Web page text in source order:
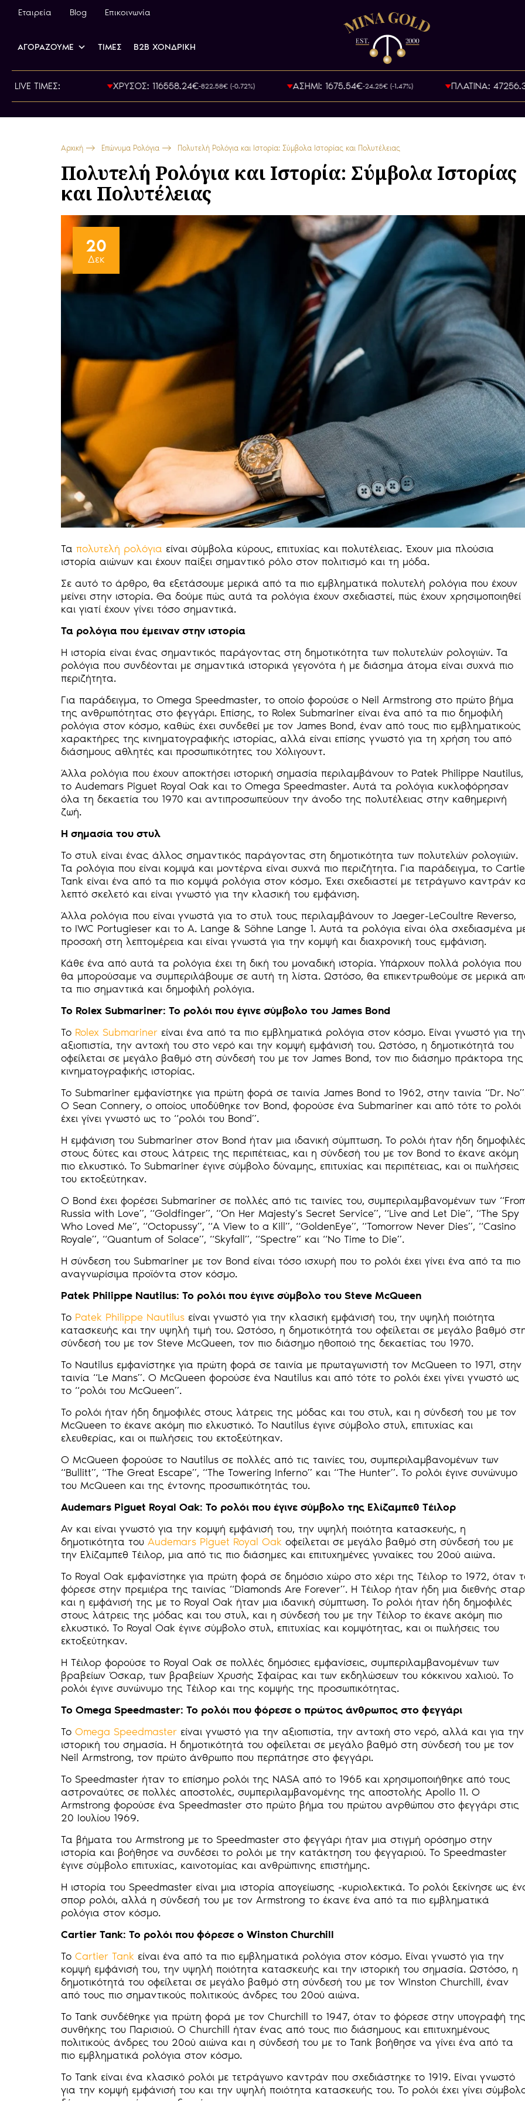
Εταιρεία Blog Επικοινωνία
ΑΓΟΡΑΖΟΥΜΕ ΤΙΜΕΣ B2B ΧΟΝΔΡΙΚΗ
LIVE ΤΙΜΕΣ:
800.00€ ΧΡΥΣΟΣ: 116558.24€-822.58€ (-0.72%) ΑΣΗΜΙ: 1675.54€-24.25€ (-1.47%) ΠΛΑΤΙΝΑ:
Αρχική Επώνυμα Ρολόγια Πολυτελή Ρολόγια και Ιστορία: Σύμβολα Ιστορίας και Πολυτέλειας
Πολυτελή Ρολόγια και Ιστορία: Σύμβολα Ιστορίας
και Πολυτέλειας
20
Δεκ
Τα πολυτελή ρολόγια είναι σύμβολα κύρους, επιτυχίας και πολυτέλειας. Έχουν μια πλούσια
ιστορία αιώνων και έχουν παίξει σημαντικό ρόλο στον πολιτισμό και τη μόδα.
Σε αυτό το άρθρο, θα εξετάσουμε μερικά από τα πιο εμβληματικά πολυτελή ρολόγια που έχουν
μείνει στην ιστορία. Θα δούμε πώς αυτά τα ρολόγια έχουν σχεδιαστεί, πώς έχουν χρησιμοποιηθεί
και γιατί έχουν γίνει τόσο σημαντικά.
Τα ρολόγια που έμειναν στην ιστορία
Η ιστορία είναι ένας σημαντικός παράγοντας στη δημοτικότητα των πολυτελών ρολογιών. Τα
ρολόγια που συνδέονται με σημαντικά ιστορικά γεγονότα ή με διάσημα άτομα είναι συχνά πιο
περιζήτητα.
Για παράδειγμα, το Omega Speedmaster, το οποίο φορούσε ο Neil Armstrong στο πρώτο βήμα
της ανθρωπότητας στο φεγγάρι. Επίσης, το Rolex Submariner είναι ένα από τα πιο δημοφιλή
ρολόγια στον κόσμο, καθώς έχει συνδεθεί με τον James Bond, έναν από τους πιο εμβληματικούς
χαρακτήρες της κινηματογραφικής ιστορίας, αλλά είναι επίσης γνωστό για τη χρήση του από
διάσημους αθλητές και προσωπικότητες του Χόλιγουντ.
Άλλα ρολόγια που έχουν αποκτήσει ιστορική σημασία περιλαμβάνουν το Patek Philippe Nautilus,
το Audemars Piguet Royal Oak και το Omega Speedmaster. Αυτά τα ρολόγια κυκλοφόρησαν
όλα τη δεκαετία του 1970 και αντιπροσωπεύουν την άνοδο της πολυτέλειας στην καθημερινή
ζωή.
Η σημασία του στυλ
Το στυλ είναι ένας άλλος σημαντικός παράγοντας στη δημοτικότητα των πολυτελών ρολογιών.
Τα ρολόγια που είναι κομψά και μοντέρνα είναι συχνά πιο περιζήτητα. Για παράδειγμα, το
Tank είναι ένα από τα πιο κομψά ρολόγια στον κόσμο. Έχει σχεδιαστεί με τετράγωνο καντράν
λεπτό σκελετό και είναι γνωστό για την κλασική του εμφάνιση.
Άλλα ρολόγια που είναι γνωστά για το στυλ τους περιλαμβάνουν το Jaeger-LeCoultre Reverso,
το IWC Portugieser και το A. Lange & Söhne Lange 1. Αυτά τα ρολόγια είναι όλα σχεδιασμένα
προσοχή στη λεπτομέρεια και είναι γνωστά για την κομψή και διαχρονική τους εμφάνιση.
Κάθε ένα από αυτά τα ρολόγια έχει τη δική του μοναδική ιστορία. Υπάρχουν πολλά ρολόγια που
θα μπορούσαμε να συμπεριλάβουμε σε αυτή τη λίστα. Ωστόσο, θα επικεντρωθούμε σε μερικά
τα πιο σημαντικά και δημοφιλή ρολόγια.
Το Rolex Submariner: Το ρολόι που έγινε σύμβολο του James Bond
Το Rolex Submariner είναι ένα από τα πιο εμβληματικά ρολόγια στον κόσμο. Είναι γνωστό για
αξιοπιστία, την αντοχή του στο νερό και την κομψή εμφάνισή του. Ωστόσο, η δημοτικότητά του
οφείλεται σε μεγάλο βαθμό στη σύνδεσή του με τον James Bond, τον πιο διάσημο πράκτορα της
κινηματογραφικής ιστορίας.
Το Submariner εμφανίστηκε για πρώτη φορά σε ταινία James Bond το 1962, στην ταινία “Dr.
Ο Sean Connery, ο οποίος υποδύθηκε τον Bond, φορούσε ένα Submariner και από τότε το ρολόι
έχει γίνει γνωστό ως το “ρολόι του Bond”.
Η εμφάνιση του Submariner στον Bond ήταν μια ιδανική σύμπτωση. Το ρολόι ήταν ήδη δημοφιλές
στους δύτες και στους λάτρεις της περιπέτειας, και η σύνδεσή του με τον Bond το έκανε ακόμη
πιο ελκυστικό. Το Submariner έγινε σύμβολο δύναμης, επιτυχίας και περιπέτειας, και οι πωλήσεις
του εκτοξεύτηκαν.
Ο Bond έχει φορέσει Submariner σε πολλές από τις ταινίες του, συμπεριλαμβανομένων των
Russia with Love”, “Goldfinger”, “On Her Majesty’s Secret Service”, “Live and Let Die”, “The Spy
Who Loved Me”, “Octopussy”, “A View to a Kill”, “GoldenEye”, “Tomorrow Never Dies”, “Casino
Royale”, “Quantum of Solace”, “Skyfall”, “Spectre” και “No Time to Die”.
Η σύνδεση του Submariner με τον Bond είναι τόσο ισχυρή που το ρολόι έχει γίνει ένα από τα πιο
αναγνωρίσιμα προϊόντα στον κόσμο.
Patek Philippe Nautilus: Το ρολόι που έγινε σύμβολο του Steve McQueen
Το Patek Philippe Nautilus είναι γνωστό για την κλασική εμφάνισή του, την υψηλή ποιότητα
κατασκευής και την υψηλή τιμή του. Ωστόσο, η δημοτικότητά του οφείλεται σε μεγάλο βαθμό
σύνδεσή του με τον Steve McQueen, τον πιο διάσημο ηθοποιό της δεκαετίας του 1970.
Το Nautilus εμφανίστηκε για πρώτη φορά σε ταινία με πρωταγωνιστή τον McQueen το 1971, στην
ταινία “Le Mans”. Ο McQueen φορούσε ένα Nautilus και από τότε το ρολόι έχει γίνει γνωστό ως
το “ρολόι του McQueen”.
Το ρολόι ήταν ήδη δημοφιλές στους λάτρεις της μόδας και του στυλ, και η σύνδεσή του με τον
McQueen το έκανε ακόμη πιο ελκυστικό. Το Nautilus έγινε σύμβολο στυλ, επιτυχίας και
ελευθερίας, και οι πωλήσεις του εκτοξεύτηκαν.
Ο McQueen φορούσε το Nautilus σε πολλές από τις ταινίες του, συμπεριλαμβανομένων των
“Bullitt”, “The Great Escape”, “The Towering Inferno” και “The Hunter”. Το ρολόι έγινε συνώνυμο
του McQueen και της έντονης προσωπικότητάς του.
Audemars Piguet Royal Oak: Το ρολόι που έγινε σύμβολο της Ελίζαμπεθ Τέιλορ
Αν και είναι γνωστό για την κομψή εμφάνισή του, την υψηλή ποιότητα κατασκευής, η
δημοτικότητα του Audemars Piguet Royal Oak οφείλεται σε μεγάλο βαθμό στη σύνδεσή του με
την Ελίζαμπεθ Τέιλορ, μια από τις πιο διάσημες και επιτυχημένες γυναίκες του 20ού αιώνα.
Το Royal Oak εμφανίστηκε για πρώτη φορά σε δημόσιο χώρο στο χέρι της Τέιλορ το 1972, όταν
φόρεσε στην πρεμιέρα της ταινίας “Diamonds Are Forever”. Η Τέιλορ ήταν ήδη μια διεθνής σταρ
και η εμφάνισή της με το Royal Oak ήταν μια ιδανική σύμπτωση. Το ρολόι ήταν ήδη δημοφιλές
στους λάτρεις της μόδας και του στυλ, και η σύνδεσή του με την Τέιλορ το έκανε ακόμη πιο
ελκυστικό. Το Royal Oak έγινε σύμβολο στυλ, επιτυχίας και κομψότητας, και οι πωλήσεις του
εκτοξεύτηκαν.
Η Τέιλορ φορούσε το Royal Oak σε πολλές δημόσιες εμφανίσεις, συμπεριλαμβανομένων των
βραβείων Όσκαρ, των βραβείων Χρυσής Σφαίρας και των εκδηλώσεων του κόκκινου χαλιού. Το
ρολόι έγινε συνώνυμο της Τέιλορ και της κομψής της προσωπικότητας.
Το Omega Speedmaster: Το ρολόι που φόρεσε ο πρώτος άνθρωπος στο φεγγάρι
Το Omega Speedmaster είναι γνωστό για την αξιοπιστία, την αντοχή στο νερό, αλλά και για την
ιστορική του σημασία. Η δημοτικότητά του οφείλεται σε μεγάλο βαθμό στη σύνδεσή του με τον
Neil Armstrong, τον πρώτο άνθρωπο που περπάτησε στο φεγγάρι.
Το Speedmaster ήταν το επίσημο ρολόι της NASA από το 1965 και χρησιμοποιήθηκε από τους
αστροναύτες σε πολλές αποστολές, συμπεριλαμβανομένης της αποστολής Apollo 11. Ο
Armstrong φορούσε ένα Speedmaster στο πρώτο βήμα του πρώτου ανρθώπου στο φεγγάρι στις
20 Ιουλίου 1969.
Τα βήματα του Armstrong με το Speedmaster στο φεγγάρι ήταν μια στιγμή ορόσημο στην
ιστορία και βοήθησε να συνδέσει το ρολόι με την κατάκτηση του φεγγαριού. Το Speedmaster
έγινε σύμβολο επιτυχίας, καινοτομίας και ανθρώπινης επιστήμης.
Η ιστορία του Speedmaster είναι μια ιστορία απογείωσης -κυριολεκτικά. Το ρολόι ξεκίνησε ως
σπορ ρολόι, αλλά η σύνδεσή του με τον Armstrong το έκανε ένα από τα πιο εμβληματικά
ρολόγια στον κόσμο.
Cartier Tank: Το ρολόι που φόρεσε ο Winston Churchill
Το Cartier Tank είναι ένα από τα πιο εμβληματικά ρολόγια στον κόσμο. Είναι γνωστό για την
κομψή εμφάνισή του, την υψηλή ποιότητα κατασκευής και την ιστορική του σημασία. Ωστόσο, η
δημοτικότητά του οφείλεται σε μεγάλο βαθμό στη σύνδεσή του με τον Winston Churchill, έναν
από τους πιο σημαντικούς πολιτικούς άνδρες του 20ού αιώνα.
Το Tank συνδέθηκε για πρώτη φορά με τον Churchill το 1947, όταν το φόρεσε στην υπογραφή της
συνθήκης του Παρισιού. Ο Churchill ήταν ένας από τους πιο διάσημους και επιτυχημένους
πολιτικούς άνδρες του 20ού αιώνα και η σύνδεσή του με το Tank βοήθησε να γίνει ένα από τα
πιο εμβληματικά ρολόγια στον κόσμο.
Το Tank είναι ένα κλασικό ρολόι με τετράγωνο καντράν που σχεδιάστηκε το 1919. Είναι γνωστό
για την κομψή εμφάνισή του και την υψηλή ποιότητα κατασκευής του. Το ρολόι έχει γίνει